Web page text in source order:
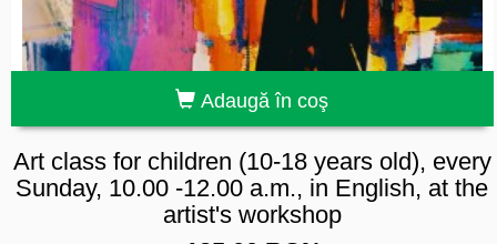
Adaugă în coş
Art class for children (10-18 years old), every
Sunday, 10.00 -12.00 a.m., in English, at the
artist's workshop